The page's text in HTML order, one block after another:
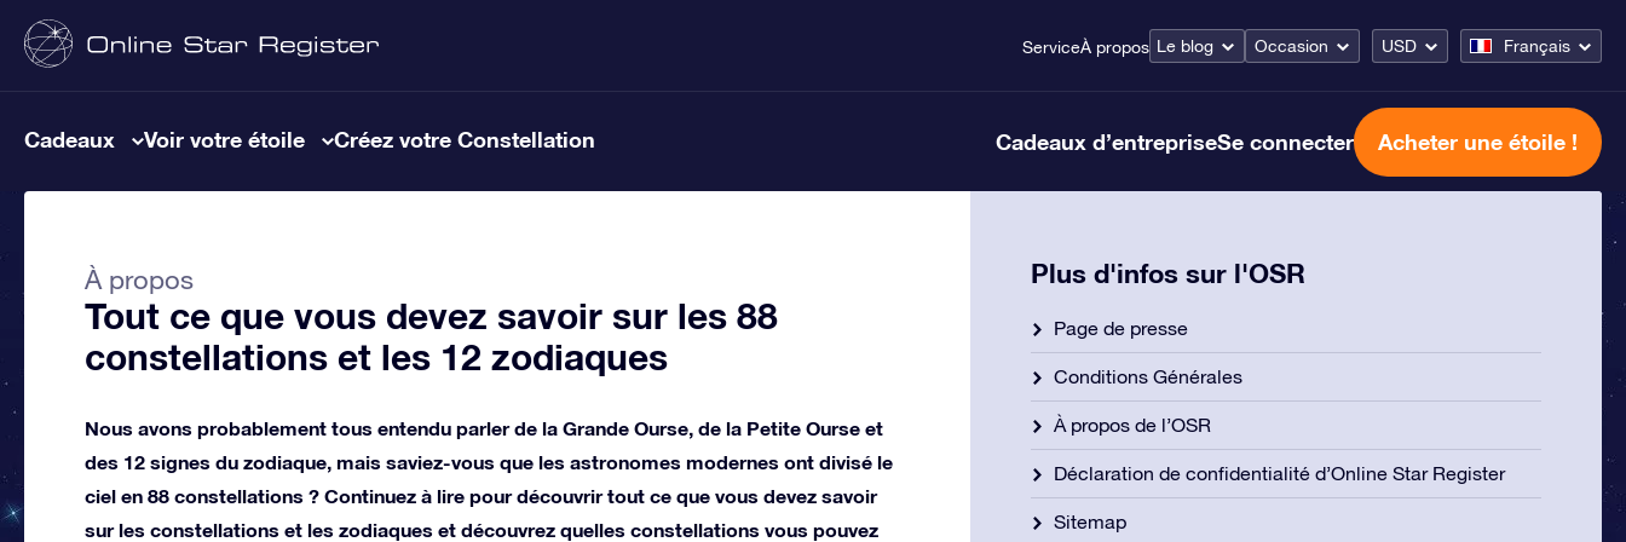
ServiceÀ propos Le blog Occasion USD Français
Cadeaux Voir votre étoile Créez votre Constellation Cadeaux d’entrepriseSe connecter Acheter une étoile !
À propos
Tout ce que vous devez savoir sur les 88
constellations et les 12 zodiaques
Nous avons probablement tous entendu parler de la Grande Ourse, de la Petite Ourse et
des 12 signes du zodiaque, mais saviez-vous que les astronomes modernes ont divisé le
ciel en 88 constellations ? Continuez à lire pour découvrir tout ce que vous devez savoir
sur les constellations et les zodiaques et découvrez quelles constellations vous pouvez
Plus d'infos sur l'OSR
Page de presse
Conditions Générales
À propos de l’OSR
Déclaration de confidentialité d’Online Star Register
Sitemap